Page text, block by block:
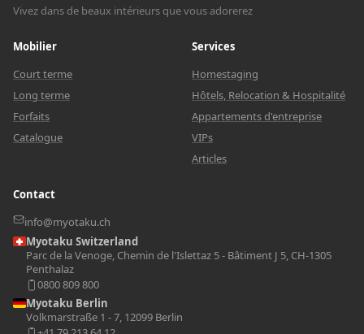
Vivez dans de beaux intérieurs que vous adorerez
Mobilier
Court terme
Long terme
Forfaits
Catalogue
Services
Homestaging
Hôtels, Relocation & Hospitalité
Appartements d'entreprise
VIPs
Articles
Contact
info@myotaku.ch
Myotaku Switzerland
Parc de la Venoge, Chemin de l'Islettaz 5 - Bâtiment J 5, CH-1305
Penthalaz
0800 809 800
Myotaku Berlin
Volkmarstraße 1 - 7, 12099 Berlin